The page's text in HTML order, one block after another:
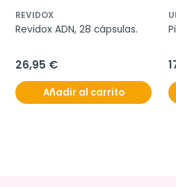
REVIDOX
Revidox ADN, 28 cápsulas.
26,95 €
Añadir al carrito